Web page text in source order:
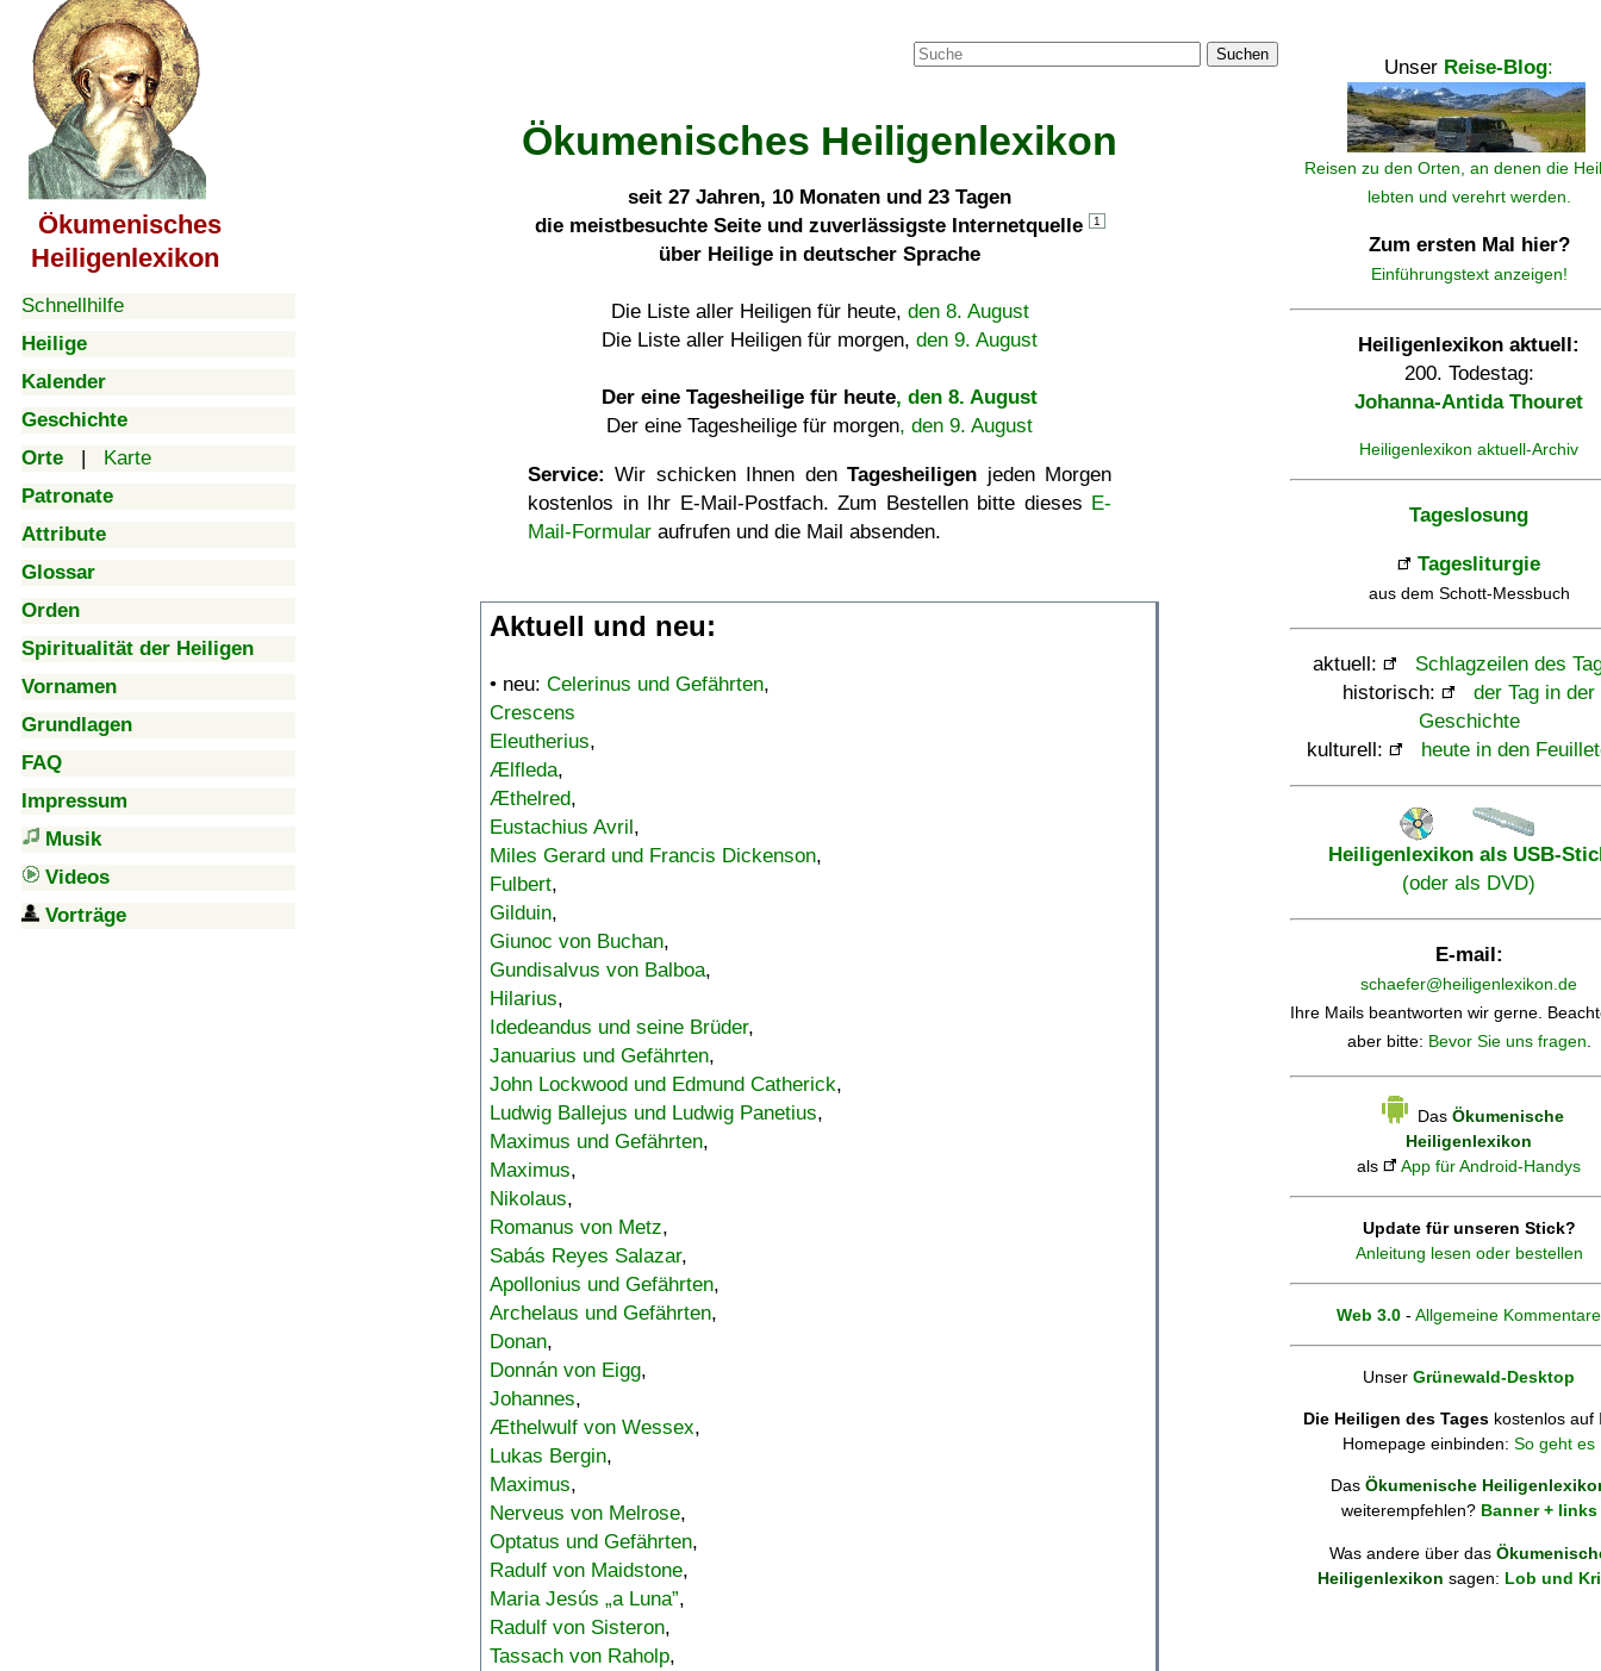
Ökumenisches
Heiligenlexikon
Schnellhilfe
Heilige
Kalender
Geschichte
Orte | Karte
Patronate
Attribute
Glossar
Orden
Spiritualität der Heiligen
Vornamen
Grundlagen
FAQ
Impressum
Musik
Videos
Vorträge
Suchen
Ökumenisches Heiligenlexikon
seit 27 Jahren, 10 Monaten und 23 Tagen
die meistbesuchte Seite und zuverlässigste Internetquelle
1
über Heilige in deutscher Sprache
Die Liste aller Heiligen für heute, den 8. August
Die Liste aller Heiligen für morgen, den 9. August
Der eine Tagesheilige für heute, den 8. August
Der eine Tagesheilige für morgen, den 9. August
Service: Wir schicken Ihnen denTagesheiligen jeden Morgen
kostenlos in Ihr E-Mail-Postfach. Zum Bestellen bitte dieses E-
Mail-Formular aufrufen und die Mail absenden.
Aktuell und neu:
• neu: Celerinus und Gefährten,
Crescens
Eleutherius,
Ælfleda,
Æthelred,
Eustachius Avril,
Miles Gerard und Francis Dickenson,
Fulbert,
Gilduin,
Giunoc von Buchan,
Gundisalvus von Balboa,
Hilarius,
Idedeandus und seine Brüder,
Januarius und Gefährten,
John Lockwood und Edmund Catherick,
Ludwig Ballejus und Ludwig Panetius,
Maximus und Gefährten,
Maximus,
Nikolaus,
Romanus von Metz,
Sabás Reyes Salazar,
Apollonius und Gefährten,
Archelaus und Gefährten,
Donan,
Donnán von Eigg,
Johannes,
Æthelwulf von Wessex,
Lukas Bergin,
Maximus,
Nerveus von Melrose,
Optatus und Gefährten,
Radulf von Maidstone,
Maria Jesús „a Luna”,
Radulf von Sisteron,
Tassach von Raholp,
Unser Reise-Blog:
Reisen zu den Orten, an denen die
lebten und verehrt werden.
Zum ersten Mal hier?
Einführungstext anzeigen!
Heiligenlexikon aktuell:
200. Todestag:
Johanna-Antida Thouret
Heiligenlexikon aktuell-Archiv
Tageslosung
Tagesliturgie
aus dem Schott-Messbuch
aktuell:
Schlagzeilen des
historisch:
der Tag in der
Geschichte
kulturell:
heute in den
Heiligenlexikon als USB-
(oder als DVD)
E-mail:
schaefer@heiligenlexikon.de
Ihre Mails beantworten wir gerne.
aber bitte: Bevor Sie uns fragen.
Das Ökumenische
Heiligenlexikon
als
App für Android-Handys
Update für unseren Stick?
Anleitung lesen oder bestellen
Web 3.0 - Allgemeine Kommentare
Unser Grünewald-Desktop
Die Heiligen des Tages kostenlos auf
Homepage einbinden: So geht es
Das Ökumenische
weiterempfehlen? Banner + links
Was andere über das
Heiligenlexikon sagen: Lob und